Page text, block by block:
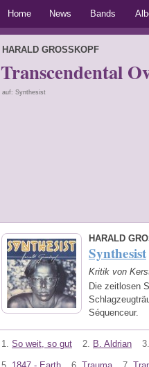
Home News Bands
HARALD GROSSKOPF
Transcendental
auf: Synthesist
HARALD
Synthesist
Kritik von
Die zeitlosen
Séquenceur.
1. So weit, so gut 2. B. Aldrian 3.